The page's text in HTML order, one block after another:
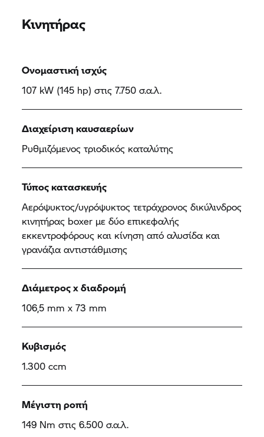
Κινητήρας
Ονομαστική ισχύς
107 kW (145 hp) στις 7.750 σ.α.λ.
Διαχείριση καυσαερίων
Ρυθμιζόμενος τριοδικός καταλύτης
Τύπος κατασκευής
Αερόψυκτος/υγρόψυκτος τετράχρονος δικύλινδρος
κινητήρας boxer με δύο επικεφαλής
εκκεντροφόρους και κίνηση από αλυσίδα και
γρανάζια αντιστάθμισης
Διάμετρος x διαδρομή
106,5 mm x 73 mm
Κυβισμός
1.300 ccm
Μέγιστη ροπή
149 Nm στις 6.500 σ.α.λ.